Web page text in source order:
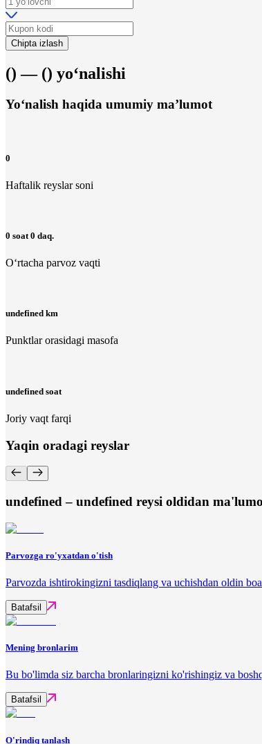
Chipta izlash
() — () yo‘nalishi
Yo‘nalish haqida umumiy ma’lumot
0
Haftalik reyslar soni
0 soat 0 daq.
O‘rtacha parvoz vaqti
undefined km
Punktlar orasidagi masofa
undefined soat
Joriy vaqt farqi
Yaqin oradagi reyslar
undefined – undefined reysi oldidan
Parvozga ro'yxatdan o'tish
Parvozda ishtirokingizni tasdiqlang va uchishdan oldin
Batafsil
Mening bronlarim
Bu bo'limda siz barcha bronlaringizni ko'rishingiz va
Batafsil
O'rindiq tanlash